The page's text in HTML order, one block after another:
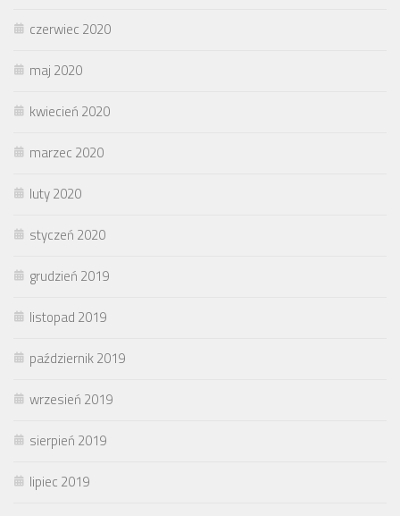
czerwiec 2020
maj 2020
kwiecień 2020
marzec 2020
luty 2020
styczeń 2020
grudzień 2019
listopad 2019
październik 2019
wrzesień 2019
sierpień 2019
lipiec 2019